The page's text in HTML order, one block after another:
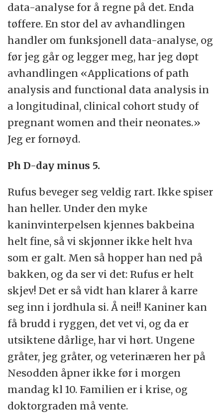
data-analyse for å regne på det. Enda
tøffere. En stor del av avhandlingen
handler om funksjonell data-analyse, og
før jeg går og legger meg, har jeg døpt
avhandlingen «Applications of path
analysis and functional data analysis in
a longitudinal, clinical cohort study of
pregnant women and their neonates.»
Jeg er fornøyd.
Ph D-day minus 5.
Rufus beveger seg veldig rart. Ikke spiser
han heller. Under den myke
kaninvinterpelsen kjennes bakbeina
helt fine, så vi skjønner ikke helt hva
som er galt. Men så hopper han ned på
bakken, og da ser vi det: Rufus er helt
skjev! Det er så vidt han klarer å karre
seg inn i jordhula si. Å nei!! Kaniner kan
få brudd i ryggen, det vet vi, og da er
utsiktene dårlige, har vi hørt. Ungene
gråter, jeg gråter, og veterinæren her på
Nesodden åpner ikke før i morgen
mandag kl 10. Familien er i krise, og
doktorgraden må vente.